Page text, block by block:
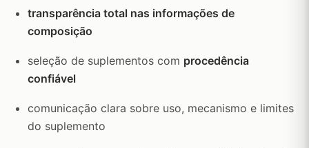
transparência total nas informações de
composição
seleção de suplementos com procedência
confiável
comunicação clara sobre uso, mecanismo e limites
do suplemento